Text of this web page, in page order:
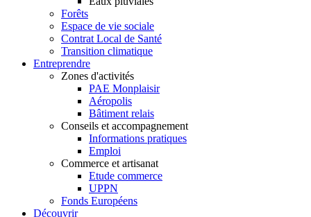
Forêts
Espace de vie sociale
Contrat Local de Santé
Transition climatique
Entreprendre
Zones d'activités
PAE Monplaisir
Aéropolis
Bâtiment relais
Conseils et accompagnement
Informations pratiques
Emploi
Commerce et artisanat
Etude commerce
UPPN
Fonds Européens
Découvrir